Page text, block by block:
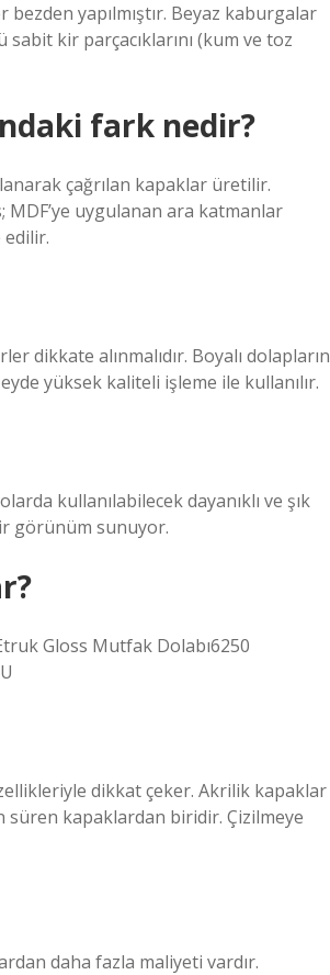
yapılmıştır. Beyaz kaburgalar
kir parçacıklarını (kum ve toz
fark nedir?
çağrılan kapaklar üretilir.
MDF’ye uygulanan ara katmanlar
edilir.
dikkate alınmalıdır. Boyalı dolapların
yüksek kaliteli işleme ile kullanılır.
kullanılabilecek dayanıklı ve şık
görünüm sunuyor.
Gloss Mutfak Dolabı6250
dikkat çeker. Akrilik kapaklar
kapaklardan biridir. Çizilmeye
daha fazla maliyeti vardır.